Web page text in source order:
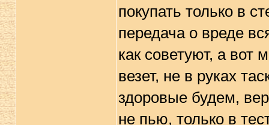
покупать только в
передача о вреде
как советуют, а вот
везет, не в руках
здоровые будем,
не пью, только в